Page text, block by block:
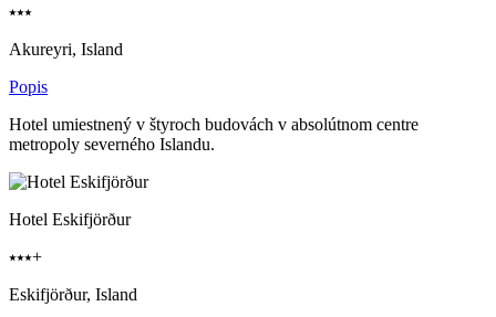
⭑⭑⭑
Akureyri, Island
Popis
Hotel umiestnený v štyroch budovách v absolútnom centre
metropoly severného Islandu.
Hotel Eskifjörður
⭑⭑⭑+
Eskifjörður, Island